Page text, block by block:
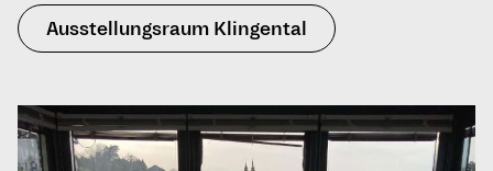
Ausstellungsraum Klingental